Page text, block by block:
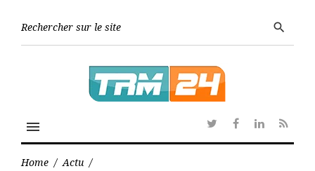
search
menu
TwitterFacebook
Linkedin
RSS
Home / Actu /